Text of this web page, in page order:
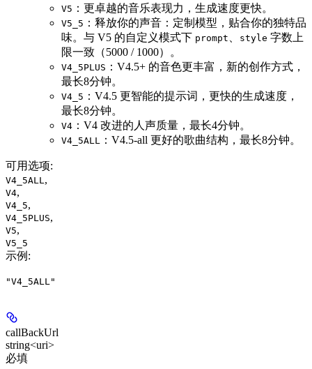
V5 ：更卓越的音乐表现力，生成速度更快。
V5_5 ：释放你的声音：定制模型，贴合你的独特品
味。与 V5 的自定义模式下 prompt style 字数上
限一致（5000 / 1000）。
V4_5PLUS ：V4.5+ 的音色更丰富，新的创作方式，
最长8分钟。
V4_5 ：V4.5 更智能的提示词，更快的生成速度，
最长8分钟。
V4 ：V4 改进的人声质量，最长4分钟。
V4_5ALL ：V4.5-all 更好的歌曲结构，最长8分钟。
可用选项:
V4_5ALL ,
V4,
V4_5,
V4_5PLUS,
V5,
V5_5
示例 :
"V4_5ALL"
callBackUrl
string<uri>
必填